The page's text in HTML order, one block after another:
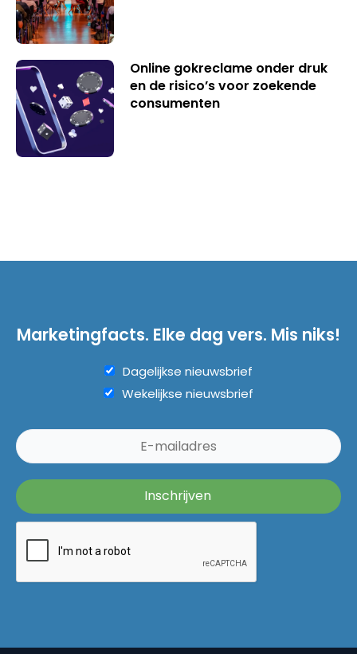
Online gokreclame onder druk
en de risico’s voor zoekende
consumenten
Marketingfacts. Elke dag vers. Mis niks!
Dagelijkse nieuwsbrief
Wekelijkse nieuwsbrief